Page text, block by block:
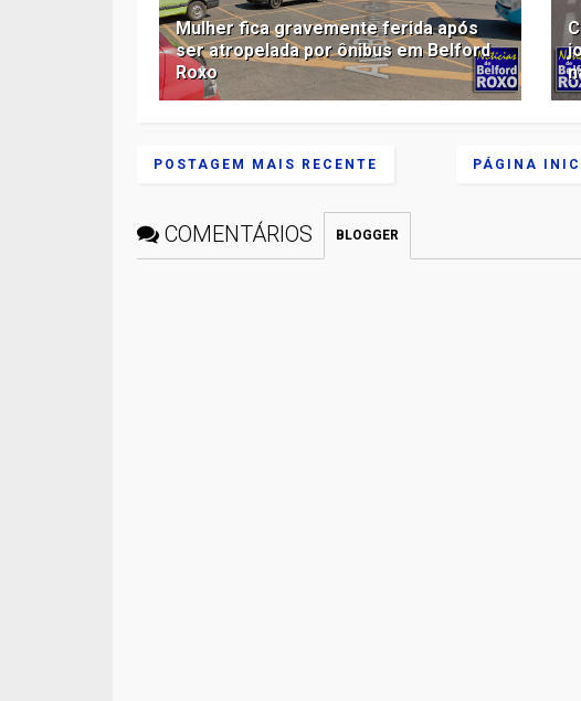
Mulher fica gravemente ferida após
ser atropelada por ônibus em Belford
Roxo
POSTAGEM MAIS RECENTE PÁGINA
COMENTÁRIOS BLOGGER